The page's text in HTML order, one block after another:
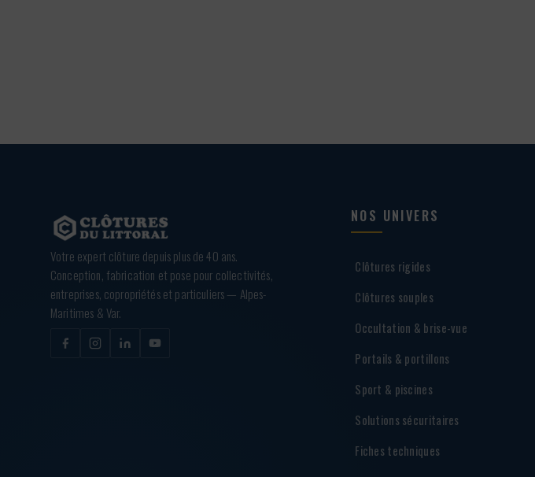
Votre expert clôture depuis plus de 40 ans.
Conception, fabrication et pose pour collectivités,
entreprises, copropriétés et particuliers — Alpes-
Maritimes & Var.
NOS UNIVERS
Clôtures rigides
Clôtures souples
Occultation & brise-vue
Portails & portillons
Sport & piscines
Solutions sécuritaires
Fiches techniques